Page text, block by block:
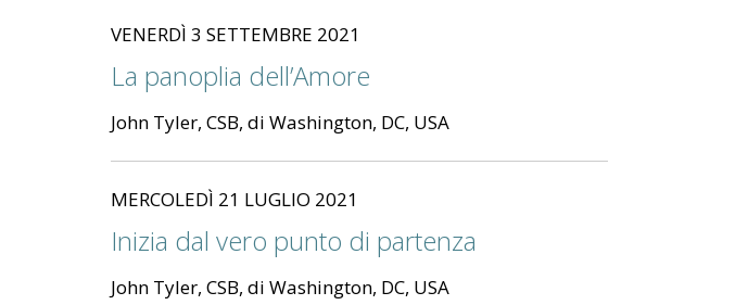
VENERDÌ 3 SETTEMBRE 2021
La panoplia dell’Amore
John Tyler, CSB, di Washington, DC, USA
MERCOLEDÌ 21 LUGLIO 2021
Inizia dal vero punto di partenza
John Tyler, CSB, di Washington, DC, USA